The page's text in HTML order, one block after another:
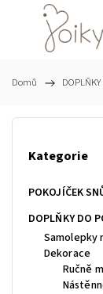
Domů /
Kategorie
POKOJÍČEK
DOPLŇKY DO
Samolepky
Dekorace
Ručně